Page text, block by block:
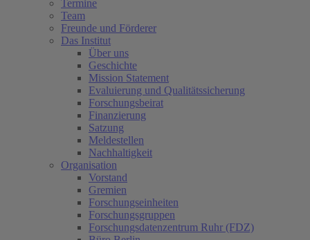
Termine
Team
Freunde und Förderer
Das Institut
Über uns
Geschichte
Mission Statement
Evaluierung und Qualitätssicherung
Forschungsbeirat
Finanzierung
Satzung
Meldestellen
Nachhaltigkeit
Organisation
Vorstand
Gremien
Forschungseinheiten
Forschungsgruppen
Forschungsdatenzentrum Ruhr (FDZ)